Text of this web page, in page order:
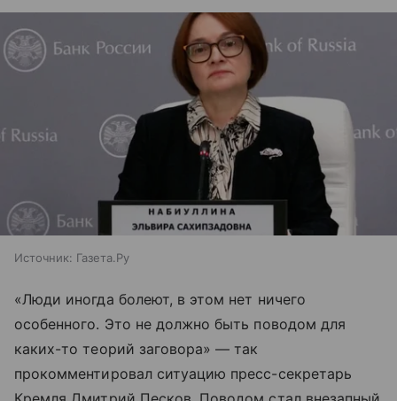
Источник: Газета.Ру
«Люди иногда болеют, в этом нет ничего
особенного. Это не должно быть поводом для
каких-то теорий заговора» — так
прокомментировал ситуацию пресс-секретарь